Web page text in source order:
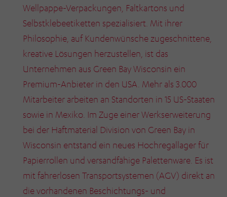
Wellpappe-Verpackungen, Faltkartons und
Selbstklebeetiketten spezialisiert. Mit ihrer
Philosophie, auf Kundenwünsche zugeschnittene,
kreative Lösungen herzustellen, ist das
Unternehmen aus Green Bay Wisconsin ein
Premium-Anbieter in den USA. Mehr als 3.000
Mitarbeiter arbeiten an Standorten in 15 US-Staaten
sowie in Mexiko. Im Zuge einer Werkserweiterung
bei der Haftmaterial Division von Green Bay in
Wisconsin entstand ein neues Hochregallager für
Papierrollen und versandfähige Palettenware. Es ist
mit fahrerlosen Transportsystemen (AGV) direkt an
die vorhandenen Beschichtungs- und